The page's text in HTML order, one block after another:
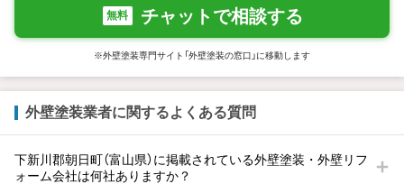
無料 チャットで相談する
※外壁塗装専門サイト「外壁塗装の窓口」に移動します
外壁塗装業者に関するよくある質問
下新川郡朝日町（富山県）に掲載されている外壁塗装・外壁リフ
ォーム会社は何社ありますか？